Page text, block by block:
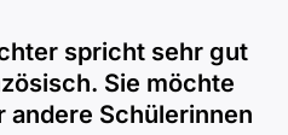
spricht sehr gut
Sie möchte
Schülerinnen